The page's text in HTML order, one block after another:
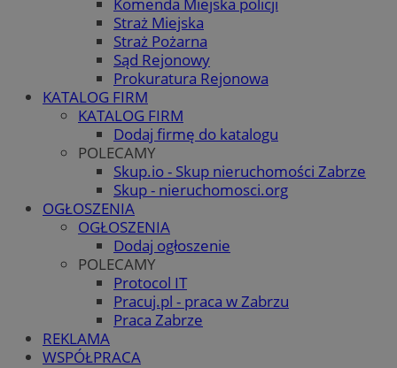
Straż Miejska
Straż Pożarna
Sąd Rejonowy
Prokuratura Rejonowa
KATALOG FIRM
KATALOG FIRM
Dodaj firmę do katalogu
POLECAMY
Skup.io - Skup nieruchomości Zabrze
Skup - nieruchomosci.org
OGŁOSZENIA
OGŁOSZENIA
Dodaj ogłoszenie
POLECAMY
Protocol IT
Pracuj.pl - praca w Zabrzu
Praca Zabrze
REKLAMA
WSPÓŁPRACA